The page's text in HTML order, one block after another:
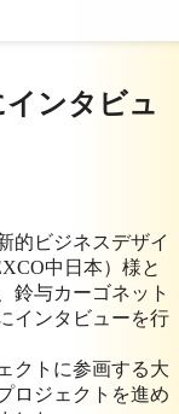
インタビュ
的ビジネスデザイ
中日本）様と
鈴与カーゴネット
インタビューを行
クトに参画する大
ロジェクトを進め